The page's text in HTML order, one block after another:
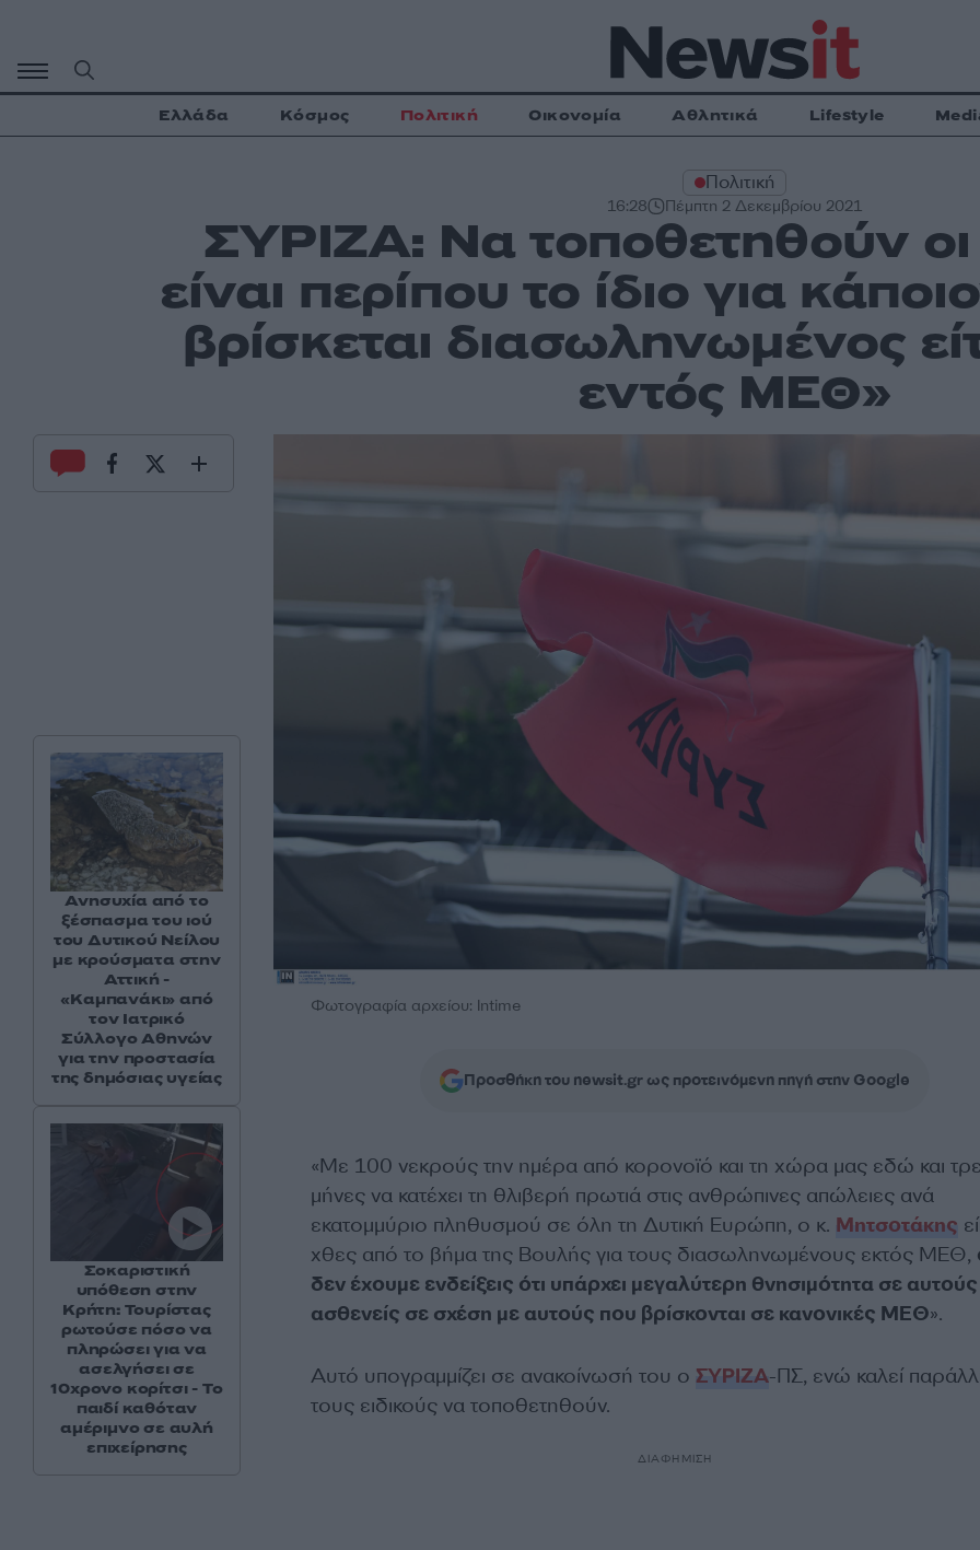
περιεχόμενο
Ελλάδα Κόσμος Πολιτική Οικονομία Αθλητικά Lifestyle
Πολιτική
16:28 Πέμπτη 2 Δεκεμβρίου 2021
ΣΥΡΙΖΑ: Να τοποθετηθούν οι
είναι περίπου το ίδιο για
βρίσκεται διασωληνωμένος
εντός ΜΕΘ»
Φωτογραφία αρχείου: Intime
Προσθήκη του newsit.gr ως προτεινόμενη πηγή στην Google
«Με 100 νεκρούς την ημέρα από κορονοϊό και τη χώρα μας εδώ και
μήνες να κατέχει τη θλιβερή πρωτιά στις ανθρώπινες απώλειες ανά
εκατομμύριο πληθυσμού σε όλη τη Δυτική Ευρώπη, ο κ. Μητσοτάκης
χθες από το βήμα της Βουλής για τους διασωληνωμένους εκτός ΜΕΘ,
δεν έχουμε ενδείξεις ότι υπάρχει μεγαλύτερη θνησιμότητα σε
ασθενείς σε σχέση με αυτούς που βρίσκονται σε κανονικές ΜΕΘ».
Αυτό υπογραμμίζει σε ανακοίνωσή του ο ΣΥΡΙΖΑ-ΠΣ, ενώ καλεί
τους ειδικούς να τοποθετηθούν.
ΔΙΑΦΗΜΙΣΗ
Ανησυχία από το
ξέσπασμα του ιού
του Δυτικού Νείλου
με κρούσματα στην
Αττική -
«Καμπανάκι» από
τον Ιατρικό
Σύλλογο Αθηνών
για την προστασία
της δημόσιας υγείας
Σοκαριστική
υπόθεση στην
Κρήτη: Τουρίστας
ρωτούσε πόσο να
πληρώσει για να
ασελγήσει σε
10χρονο κορίτσι - Το
παιδί καθόταν
αμέριμνο σε αυλή
επιχείρησης